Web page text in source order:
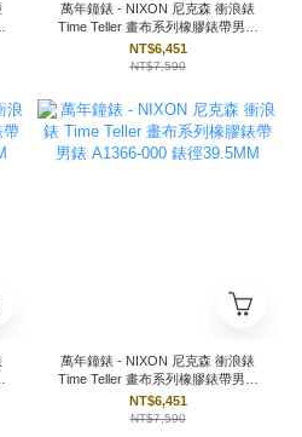
萬年鐘錶 - NIXON 尼克森 衝浪錶
Time Teller 畫布系列橡膠錶帶男錶
A1366-100 錶徑39.5MM
NT$6,451
NT$7,590
萬年鐘錶 - NIXON 尼克森 衝浪錶
Time Teller 畫布系列橡膠錶帶男錶
A1366-000 錶徑39.5MM
NT$6,451
NT$7,590